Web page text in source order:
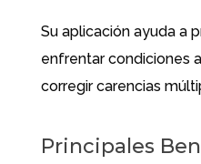
Su aplicación ayuda a
enfrentar condiciones
corregir carencias
Principales